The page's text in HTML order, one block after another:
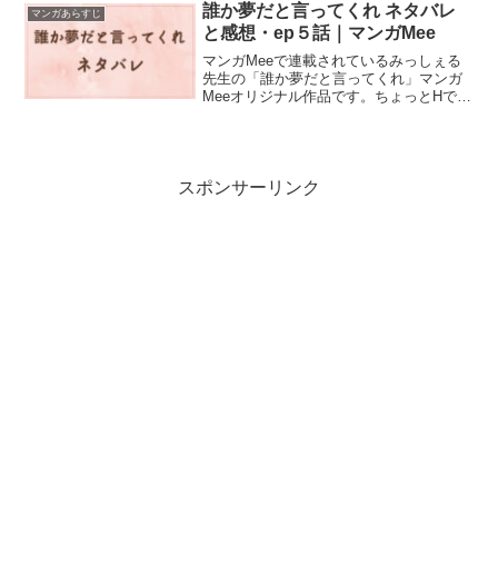
マンガあらすじ
誰か夢だと言ってくれ ネタバレ
と感想・ep５話｜マンガMee
マンガMeeで連載されているみっしぇる
先生の「誰か夢だと言ってくれ」マンガ
Meeオリジナル作品です。ちょっとHでキ
スポンサーリンク